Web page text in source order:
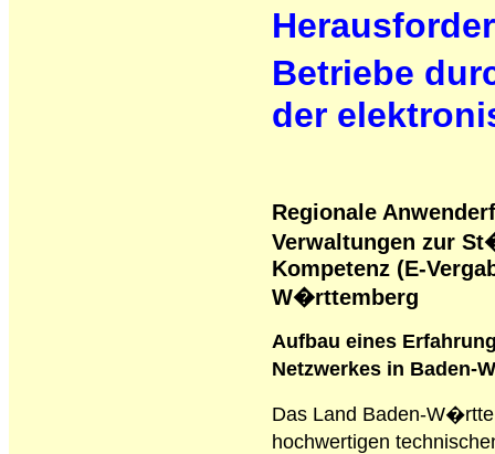
Betriebe
der
Regionale
Verwaltungen zur
Kompetenz (E-
W�rttemberg
Aufbau eines
Netzwerkes in Baden-
Das Land Baden-
hochwertigen